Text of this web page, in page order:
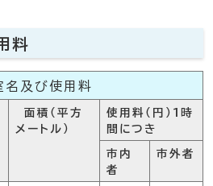
料
名及び使用料
面積（平方
メートル）
使用料（円）1時
間につき
市内
者
市外者